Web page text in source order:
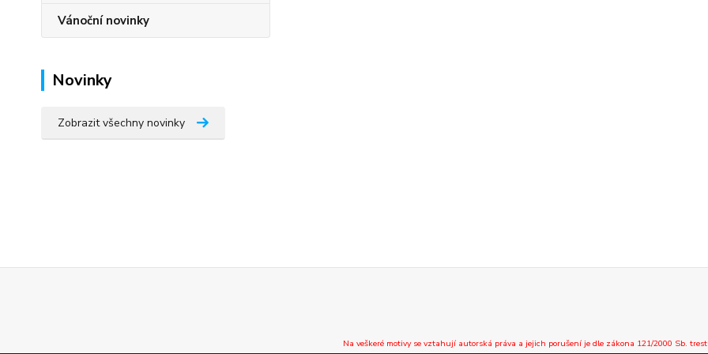
Vánoční novinky
Novinky
Zobrazit všechny novinky
Na veškeré motivy se vztahují autorská práva a jejich porušení je dle zákona 121/2000 Sb.